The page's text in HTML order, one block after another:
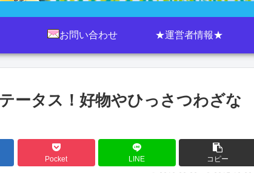
お問い合わせ ★運営者情報★
ータス！好物やひっさつわざな
Pocket LINE コピー